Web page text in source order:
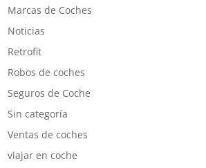
Marcas de Coches
Noticias
Retrofit
Robos de coches
Seguros de Coche
Sin categoría
Ventas de coches
viajar en coche